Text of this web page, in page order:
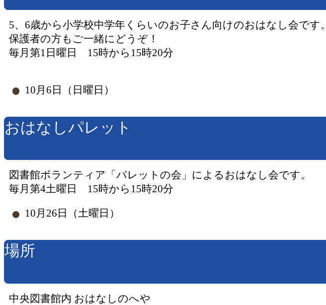
5、6歳から小学校中学年くらいのお子さん向けのおはなし会です。
保護者の方もご一緒にどうぞ！
毎月第1日曜日 15時から15時20分
10月6日（日曜日）
おはなしパレット
図書館ボランティア「パレットの会」によるおはなし会です。
毎月第4土曜日 15時から15時20分
10月26日（土曜日）
場所
中央図書館内 おはなしのへや